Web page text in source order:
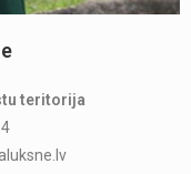
teritorija